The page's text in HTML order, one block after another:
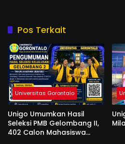
Pos Terkait
Universitas Gorontalo
Unigo Umumkan Hasil
Seleksi PMB Gelombang II,
402 Calon Mahasiswa